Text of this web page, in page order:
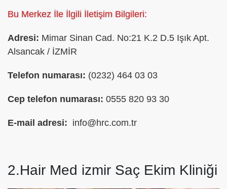
Bu Merkez İle İlgili İletişim Bilgileri:
Adresi: Mimar Sinan Cad. No:21 K.2 D.5 Işık Apt.
Alsancak / İZMİR
Telefon numarası: (0232) 464 03 03
Cep telefon numarası: 0555 820 93 30
E-mail adresi: info@hrc.com.tr
2.Hair Med izmir Saç Ekim Kliniği